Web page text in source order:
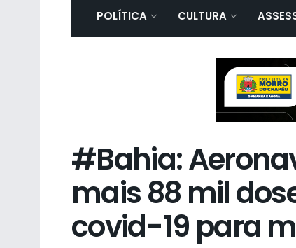
POLÍTICA CULTURA
#Bahia:
mais 88 mil
covid-19 para